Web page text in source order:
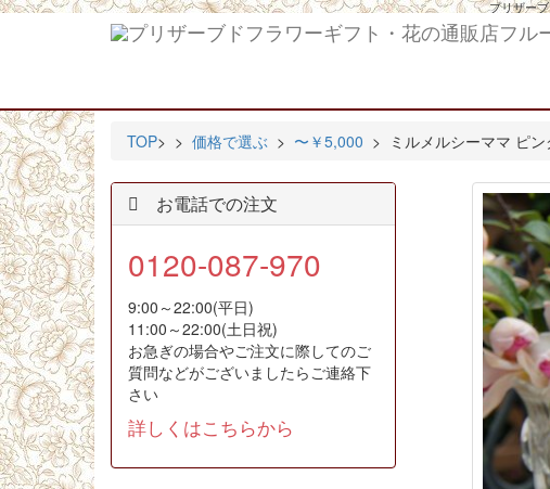
プリザー
TOP> > 価格で選ぶ > 〜￥5,000 > ミルメルシーママ ピン
お電話での注文
0120-087-970
9:00～22:00(平日)
11:00～22:00(土日祝)
お急ぎの場合やご注文に際してのご
質問などがございましたらご連絡下
さい
詳しくはこちらから